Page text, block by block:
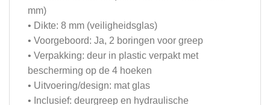
mm)
• Dikte: 8 mm (veiligheidsglas)
• Voorgeboord: Ja, 2 boringen voor greep
• Verpakking: deur in plastic verpakt met
bescherming op de 4 hoeken
• Uitvoering/design: mat glas
• Inclusief: deurgreep en hydraulische